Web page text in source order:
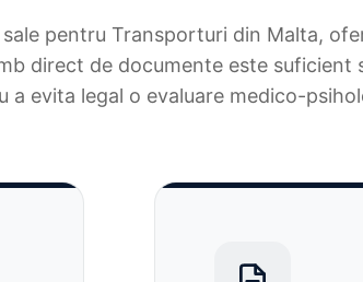
pentru Transporturi din Malta,
direct de documente este suficient
a evita legal o evaluare medico-